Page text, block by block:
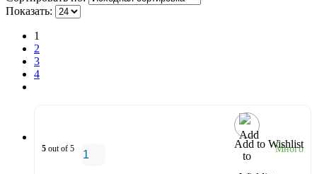
Показать:
1
2
3
4
Add to Wishlist
5 out of 5 Много